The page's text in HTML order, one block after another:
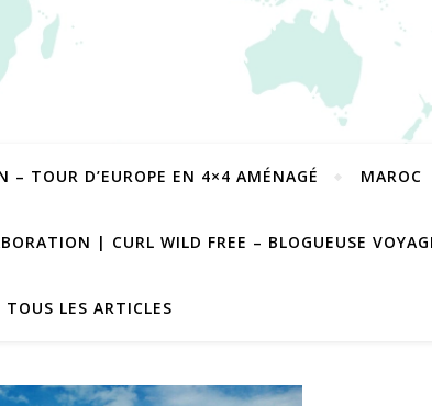
– TOUR D’EUROPE EN 4×4 AMÉNAGÉ MAROC
| CURL WILD FREE – BLOGUEUSE
TOUS LES ARTICLES